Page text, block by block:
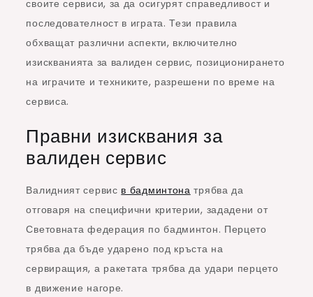
своите сервиси, за да осигурят справедливост и
последователност в играта. Тези правила
обхващат различни аспекти, включително
изискванията за валиден сервис, позиционирането
на играчите и техниките, разрешени по време на
сервиса.
Правни изисквания за
валиден сервис
Валидният сервис в бадминтона трябва да
отговаря на специфични критерии, зададени от
Световната федерация по бадминтон. Перцето
трябва да бъде ударено под кръста на
сервиращия, а ракетата трябва да удари перцето
в движение нагоре.